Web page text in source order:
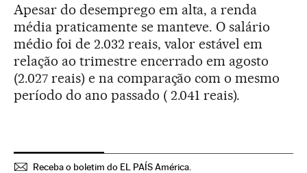
Apesar do desemprego em alta, a renda
média praticamente se manteve. O salário
médio foi de 2.032 reais, valor estável em
relação ao trimestre encerrado em agosto
(2.027 reais) e na comparação com o mesmo
período do ano passado ( 2.041 reais).
Receba o boletim do EL PAÍS América.